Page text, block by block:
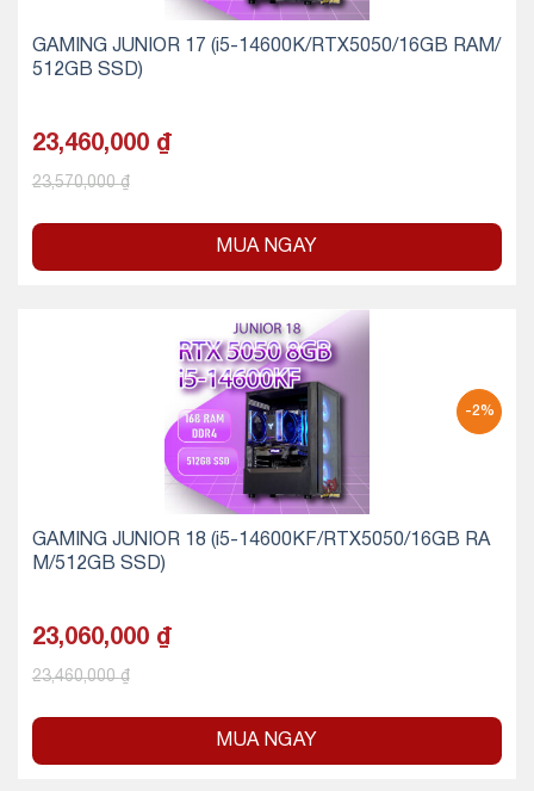
GAMING JUNIOR 17 (i5-14600K/RTX5050/16GB RAM/
512GB SSD)
23,460,000 ₫
23,570,000₫
MUA NGAY
-2%
GAMING JUNIOR 18 (i5-14600KF/RTX5050/16GB RA
M/512GB SSD)
23,060,000 ₫
23,460,000₫
MUA NGAY